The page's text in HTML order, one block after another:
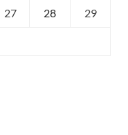
27 28 29